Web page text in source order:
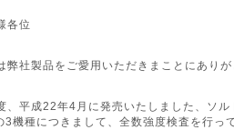
各位
弊社製品をご愛用いただきまことにありが
、平成22年4月に発売いたしました、ソ
3機種につきまして、全数強度検査を行っ